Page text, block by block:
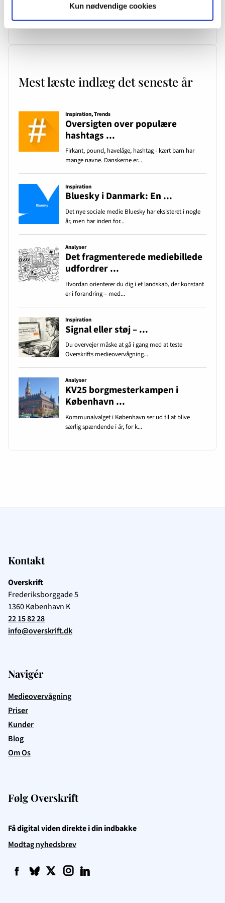
Kun nødvendige cookies
KV25 borgmesterkampen i København spidser til – også online
De 10 vigtigste spørgsmål og svar om medieovervågning
Mest læste indlæg det seneste år
Kontakt
Overskrift
Frederiksborggade 5
1360København K
22 15 82 28
info@overskrift.dk
Navigér
Medieovervågning
Priser
Kunder
Blog
Om Os
Følg Overskrift
Få digital viden direkte i din indbakke
Modtag nyhedsbrev
f q t i l